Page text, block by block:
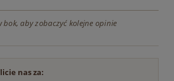
bok, aby zobaczyć kolejne opinie
nas za: